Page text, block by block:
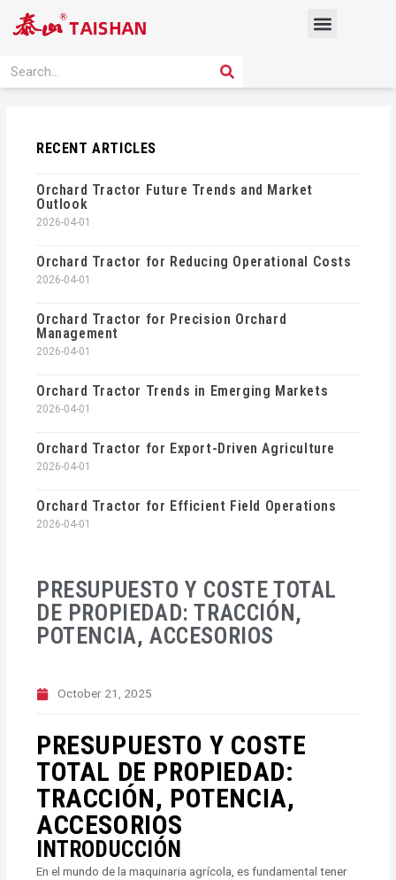
Menu
Search SEARCH
PRESUPUESTO Y COSTE TOTAL
DE PROPIEDAD: TRACCIÓN,
POTENCIA, ACCESORIOS
October 21, 2025
PRESUPUESTO Y COSTE
TOTAL DE PROPIEDAD:
TRACCIÓN, POTENCIA,
ACCESORIOS
INTRODUCCIÓN
En el mundo de la maquinaria agrícola, es fundamental tener
RECENT ARTICLES
Orchard Tractor Future Trends and Market
Outlook
2026-04-01
Orchard Tractor for Reducing Operational Costs
2026-04-01
Orchard Tractor for Precision Orchard
Management
2026-04-01
Orchard Tractor Trends in Emerging Markets
2026-04-01
Orchard Tractor for Export-Driven Agriculture
2026-04-01
Orchard Tractor for Efficient Field Operations
2026-04-01